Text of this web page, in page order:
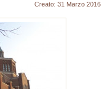
Creato: 31 Marzo 2016